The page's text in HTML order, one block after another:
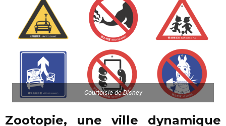
Courtoisie de Disney
Zootopie, une ville dynamique